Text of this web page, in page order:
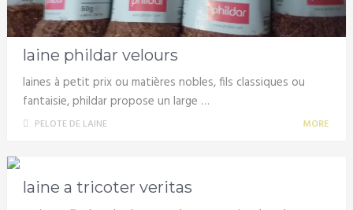
laine phildar velours
laines à petit prix ou matières nobles, fils classiques ou
fantaisie, phildar propose un large …
PELOTE DE LAINE MORE
laine a tricoter veritas